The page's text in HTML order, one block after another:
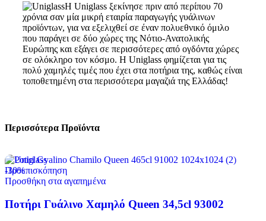
Η Uniglass ξεκίνησε πριν από περίπου 70
χρόνια σαν μία μικρή εταιρία παραγωγής γυάλινων
προϊόντων, για να εξελιχθεί σε έναν πολυεθνικό όμιλο
που παράγει σε δύο χώρες της Νότιο-Ανατολικής
Ευρώπης και εξάγει σε περισσότερες από ογδόντα χώρες
σε ολόκληρο τον κόσμο. H Uniglass φημίζεται για τις
πολύ χαμηλές τιμές που έχει στα ποτήρια της, καθώς είναι
τοποθετημένη στα περισσότερα μαγαζιά της Ελλάδας!
Περισσότερα Προϊόντα
-30%
Προεπισκόπηση
Προσθήκη στα αγαπημένα
Ποτήρι Γυάλινο Χαμηλό Queen 34,5cl 93002